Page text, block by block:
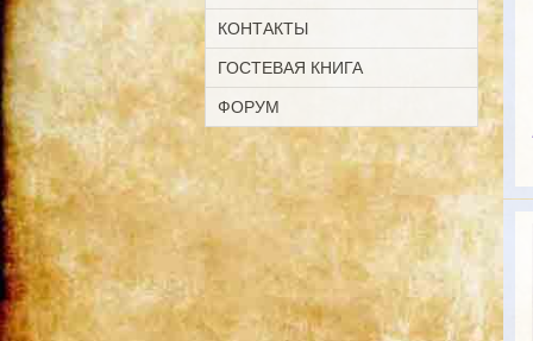
КОНТАКТЫ
ГОСТЕВАЯ КНИГА
ФОРУМ